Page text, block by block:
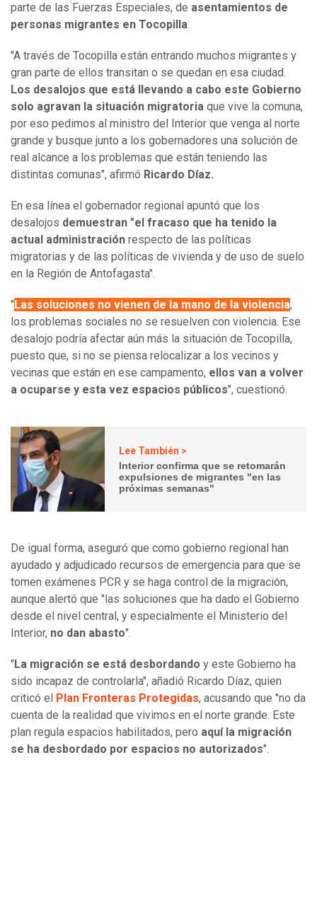
parte de las Fuerzas Especiales, de asentamientos de
personas migrantes en Tocopilla.
"A través de Tocopilla están entrando muchos migrantes y
gran parte de ellos transitan o se quedan en esa ciudad.
Los desalojos que está llevando a cabo este Gobierno
solo agravan la situación migratoria que vive la comuna,
por eso pedimos al ministro del Interior que venga al norte
grande y busque junto a los gobernadores una solución de
real alcance a los problemas que están teniendo las
distintas comunas", afirmó Ricardo Díaz.
En esa línea el gobernador regional apuntó que los
desalojos demuestran "el fracaso que ha tenido la
actual administración respecto de las políticas
migratorias y de las políticas de vivienda y de uso de suelo
en la Región de Antofagasta".
" Las soluciones no vienen de la mano de la violencia,
los problemas sociales no se resuelven con violencia. Ese
desalojo podría afectar aún más la situación de Tocopilla,
puesto que, si no se piensa relocalizar a los vecinos y
vecinas que están en ese campamento, ellos van a volver
a ocuparse y esta vez espacios públicos", cuestionó.
Lee También >
Interior confirma que se retomarán
expulsiones de migrantes "en las
próximas semanas"
De igual forma, aseguró que como gobierno regional han
ayudado y adjudicado recursos de emergencia para que se
tomen exámenes PCR y se haga control de la migración,
aunque alertó que "las soluciones que ha dado el Gobierno
desde el nivel central, y especialmente el Ministerio del
Interior, no dan abasto".
" La migración se está desbordando y este Gobierno ha
sido incapaz de controlarla", añadió Ricardo Díaz, quien
criticó el
Plan Fronteras Protegidas, acusando que "no da
cuenta de la realidad que vivimos en el norte grande. Este
plan regula espacios habilitados, pero aquí la migración
se ha desbordado por espacios no autorizados".